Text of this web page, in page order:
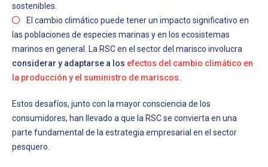
sostenibles.
El cambio climático puede tener un impacto significativo en
las poblaciones de especies marinas y en los ecosistemas
marinos en general. La RSC en el sector del marisco involucra
considerar y adaptarse a los efectos del cambio climático en
la producción y el suministro de mariscos
Estos desafíos, junto con la mayor consciencia de los
consumidores, han llevado a que la RSC se convierta en una
parte fundamental de la estrategia empresarial en el sector
pesquero.